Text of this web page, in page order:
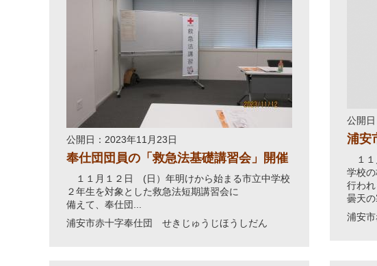
公開日：2023年11月23日
奉仕団団員の「救急法基礎講習会」開催
１１月１２日 (日）年明けから始まる市立中学校
２年生を対象とした救急法短期講習会に
備えて、奉仕団...
浦安市赤十字奉仕団 せきじゅうじほうしだん
公開
浦安
１１
学校
行われ
曇天の
浦安